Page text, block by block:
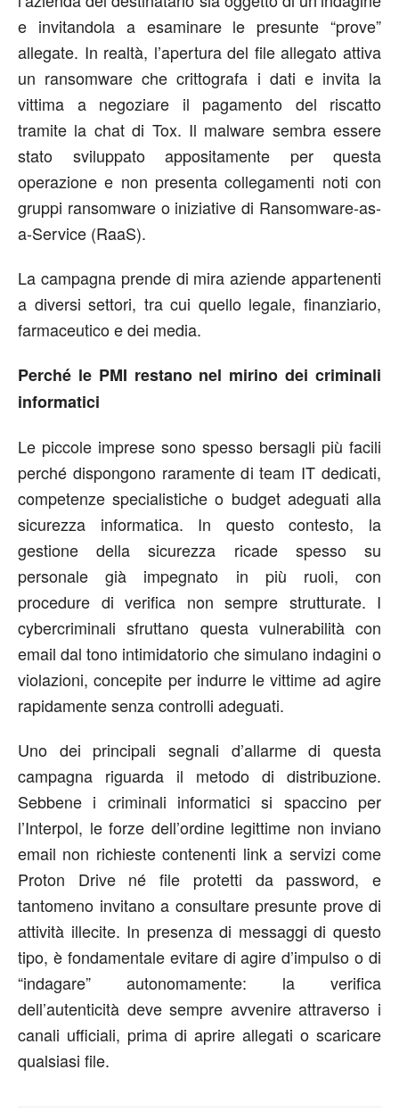
e invitandola a esaminare le presunte “prove”
allegate. In realtà, l’apertura del file allegato attiva
un ransomware che crittografa i dati e invita la
vittima a negoziare il pagamento del riscatto
tramite la chat di Tox. Il malware sembra essere
stato sviluppato appositamente per questa
operazione e non presenta collegamenti noti con
gruppi ransomware o iniziative di Ransomware-as-
a-Service (RaaS).
La campagna prende di mira aziende appartenenti
a diversi settori, tra cui quello legale, finanziario,
farmaceutico e dei media.
Perché le PMI restano nel mirino dei criminali
informatici
Le piccole imprese sono spesso bersagli più facili
perché dispongono raramente di team IT dedicati,
competenze specialistiche o budget adeguati alla
sicurezza informatica. In questo contesto, la
gestione della sicurezza ricade spesso su
personale già impegnato in più ruoli, con
procedure di verifica non sempre strutturate. I
cybercriminali sfruttano questa vulnerabilità con
email dal tono intimidatorio che simulano indagini o
violazioni, concepite per indurre le vittime ad agire
rapidamente senza controlli adeguati.
Uno dei principali segnali d’allarme di questa
campagna riguarda il metodo di distribuzione.
Sebbene i criminali informatici si spaccino per
l’Interpol, le forze dell’ordine legittime non inviano
email non richieste contenenti link a servizi come
Proton Drive né file protetti da password, e
tantomeno invitano a consultare presunte prove di
attività illecite. In presenza di messaggi di questo
tipo, è fondamentale evitare di agire d’impulso o di
“indagare” autonomamente: la verifica
dell’autenticità deve sempre avvenire attraverso i
canali ufficiali, prima di aprire allegati o scaricare
qualsiasi file.